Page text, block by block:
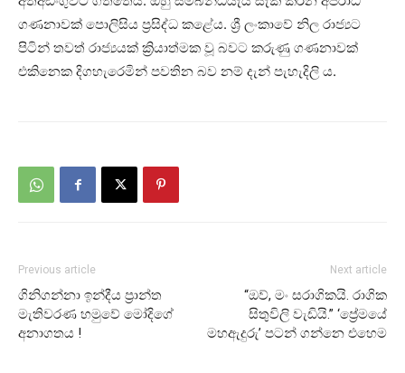
ගණනාවක් පොලිසිය ප්‍රසිද්ධ කළේය. ශ්‍රී ලංකාවේ නිල රාජ්‍යට
පිටින් තවත් රාජ්‍යයක් ක්‍රියාත්මක වූ බවට කරුණු ගණනාවක්
එකිනෙක දිගහැරෙමින් පවතින බව නම් දැන් පැහැදිලි ය.
Previous article
ගිනිගන්නා ඉන්දීය ප්‍රාන්ත
මැතිවරණ හමුවේ මෝදිගේ
අනාගතය !
Next article
“ඔව්, මං සරාගිකයි. රාගික
සිතුවිලි වැඩියි.” ‘ප්‍රේමයේ
මහඇදුරු’ පටන් ගන්නෙ එහෙම